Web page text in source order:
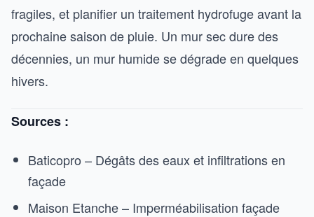
fragiles, et planifier un traitement hydrofuge avant la
prochaine saison de pluie. Un mur sec dure des
décennies, un mur humide se dégrade en quelques
hivers.
Sources :
Baticopro – Dégâts des eaux et infiltrations en
façade
Maison Etanche – Imperméabilisation façade